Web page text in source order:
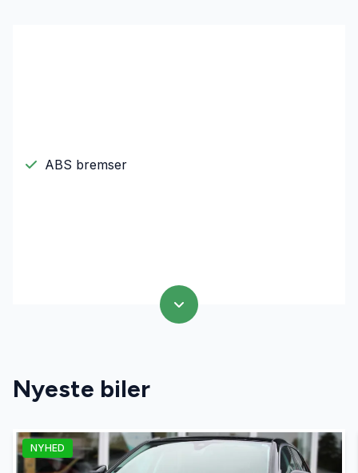
ABS bremser
Nyeste biler
NYHED